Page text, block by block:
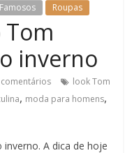
Roupas
Tom
inverno
comentários
look Tom
, moda para homens,
inverno. A dica de hoje